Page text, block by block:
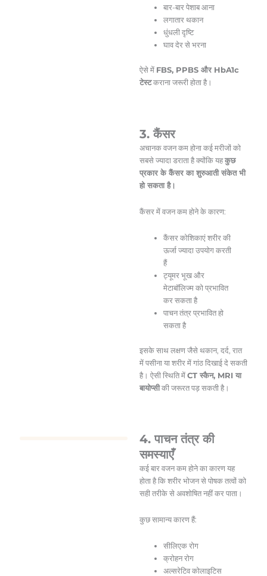
बार-बार पेशाब आना
लगातार थकान
धुंधली दृष्टि
घाव देर से भरना
ऐसे में FBS, PPBS और HbA1c
टेस्टकराना जरूरी होता है।
3. कैंसर
अचानक वजन कम होना कई मरीजों को
सबसे ज्यादा डराता है क्योंकि यहकुछ
प्रकार के कैंसर का शुरुआती संकेत भी
हो सकता है।
कैंसर में वजन कम होने के कारण:
कैंसर कोशिकाएं शरीर की
ऊर्जा ज्यादा उपयोग करती
हैं
ट्यूमर भूख और
मेटाबॉलिज्म को प्रभावित
कर सकता है
पाचन तंत्र प्रभावित हो
सकता है
इसके साथ लक्षण जैसे थकान, दर्द, रात
में पसीना या शरीर में गांठ दिखाई दे सकती
है। ऐसी स्थिति मेंCT स्कैन, MRI या
बायोप्सीकी जरूरत पड़ सकती है।
4. पाचन तंत्र की
समस्याएँ
कई बार वजन कम होने का कारण यह
होता है कि शरीर भोजन से पोषक तत्वों को
सही तरीके से अवशोषित नहीं कर पाता।
कुछ सामान्य कारण हैं:
सीलिएक रोग
क्रोहन रोग
अल्सरेटिव कोलाइटिस